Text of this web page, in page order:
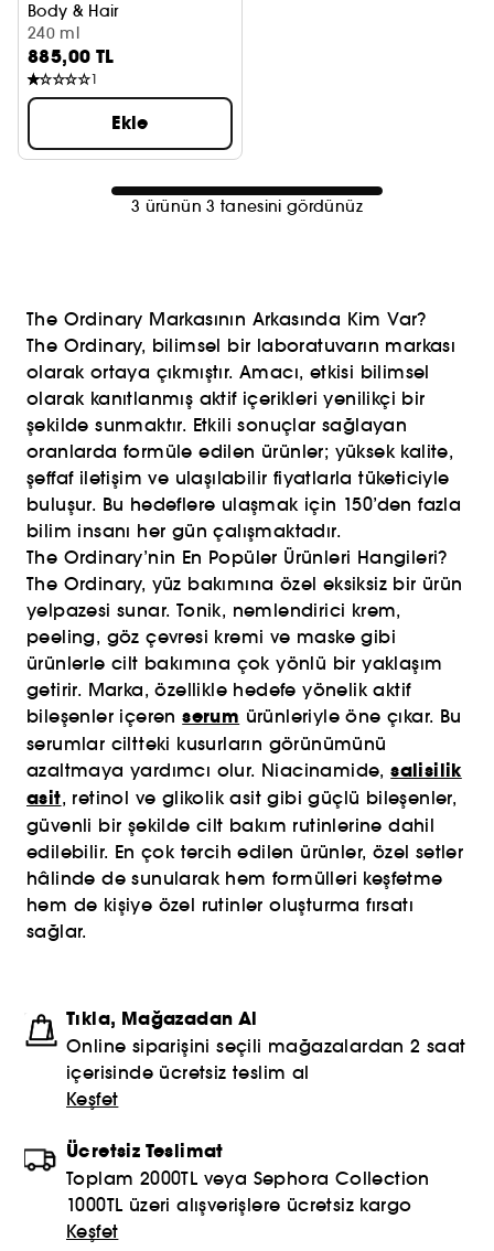
Body & Hair
Vücut ve Saç Temizleyicisi
240 ml
885,00 TL
1
Ekle
3 ürünün 3 tanesini gördünüz
The Ordinary Markasının Arkasında Kim Var?
The Ordinary, bilimsel bir laboratuvarın markası
olarak ortaya çıkmıştır. Amacı, etkisi bilimsel
olarak kanıtlanmış aktif içerikleri yenilikçi bir
şekilde sunmaktır. Etkili sonuçlar sağlayan
oranlarda formüle edilen ürünler; yüksek kalite,
şeffaf iletişim ve ulaşılabilir fiyatlarla tüketiciyle
buluşur. Bu hedeflere ulaşmak için 150’den fazla
bilim insanı her gün çalışmaktadır.
The Ordinary’nin En Popüler Ürünleri Hangileri?
The Ordinary, yüz bakımına özel eksiksiz bir ürün
yelpazesi sunar. Tonik, nemlendirici krem,
peeling, göz çevresi kremi ve maske gibi
ürünlerle cilt bakımına çok yönlü bir yaklaşım
getirir. Marka, özellikle hedefe yönelik aktif
bileşenler içerenserum ürünleriyle öne çıkar. Bu
serumlar ciltteki kusurların görünümünü
azaltmaya yardımcı olur. Niacinamide,salisilik
asit, retinol ve glikolik asit gibi güçlü bileşenler,
güvenli bir şekilde cilt bakım rutinlerine dahil
edilebilir. En çok tercih edilen ürünler, özel setler
hâlinde de sunularak hem formülleri keşfetme
hem de kişiye özel rutinler oluşturma fırsatı
sağlar.
Tıkla, Mağazadan Al
Online siparişini seçili mağazalardan 2 saat
içerisinde ücretsiz teslim al
Keşfet
Ücretsiz Teslimat
Toplam 2000TL veya Sephora Collection
1000TL üzeri alışverişlere ücretsiz kargo
Keşfet